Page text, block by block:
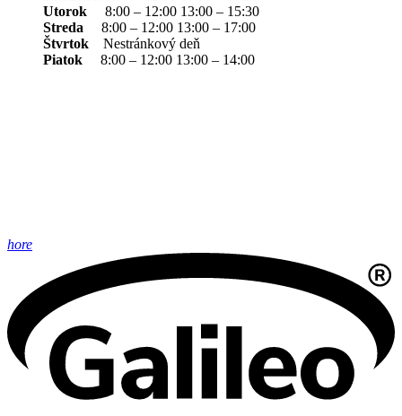
Utorok 8:00 – 12:00 13:00 – 15:30
Streda 8:00 – 12:00 13:00 – 17:00
Štvrtok Nestránkový deň
Piatok 8:00 – 12:00 13:00 – 14:00
hore